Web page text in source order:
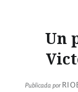
Un
Publicada por